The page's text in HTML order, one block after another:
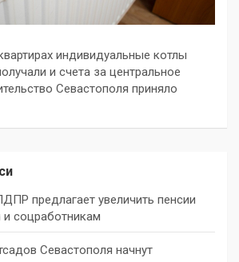
индивидуальные котлы
и счета за центральное
Севастополя приняло
предлагает увеличить пенсии
и соцработникам
Севастополя начнут